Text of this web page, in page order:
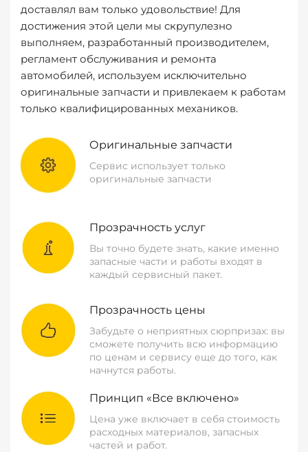
доставлял вам только удовольствие! Для
достижения этой цели мы скрупулезно
выполняем, разработанный производителем,
регламент обслуживания и ремонта
автомобилей, используем исключительно
оригинальные запчасти и привлекаем к работам
только квалифицированных механиков.
Оригинальные запчасти
Сервис использует только
оригинальные запчасти
Прозрачность услуг
Вы точно будете знать, какие именно
запасные части и работы входят в
каждый сервисный пакет.
Прозрачность цены
Забудьте о неприятных сюрпризах: вы
сможете получить всю информацию
по ценам и сервису еще до того, как
начнутся работы.
Принцип «Все включено»
Цена уже включает в себя стоимость
расходных материалов, запасных
частей и работ.